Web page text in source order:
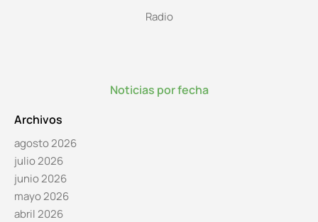
Radio
Noticias por fecha
Archivos
agosto 2026
julio 2026
junio 2026
mayo 2026
abril 2026